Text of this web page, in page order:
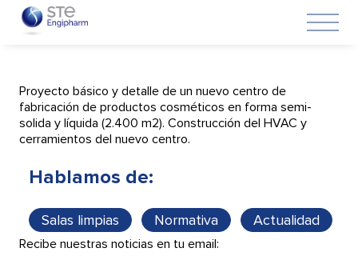
17 de septiembre de 2021
Proyecto básico y detalle de un nuevo centro de
fabricación de productos cosméticos en forma semi-
solida y líquida (2.400 m2). Construcción del HVAC y
cerramientos del nuevo centro.
Hablamos de:
Salas limpias Normativa Actualidad
Recibe nuestras noticias en tu email: